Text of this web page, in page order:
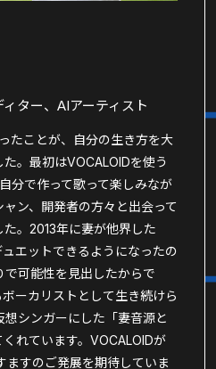
ター、AIアーティスト
たことが、自分の生き方を大
。最初はVOCALOIDを使う
分で作って歌って楽しみなが
ン、開発者の方々と出会って
。2013年に妻が他界した
エットできるようになったの
で可能性を見出したからで
ーカリストとして生き続けら
シンガーにした「妻音源と
れています。VOCALOIDが
ますのご発展を期待していま